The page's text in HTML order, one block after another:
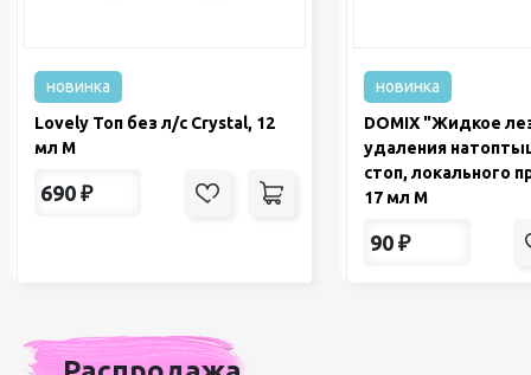
новинка
Lovely Топ без л/с Crystal, 12
мл М
690 ₽
новинка
DOMIX "Жидкое
удаления
стоп, локального
17 мл М
90 ₽